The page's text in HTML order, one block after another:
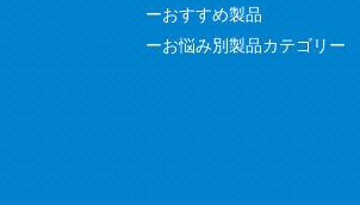
おすすめ製品
お悩み別製品カテゴリー